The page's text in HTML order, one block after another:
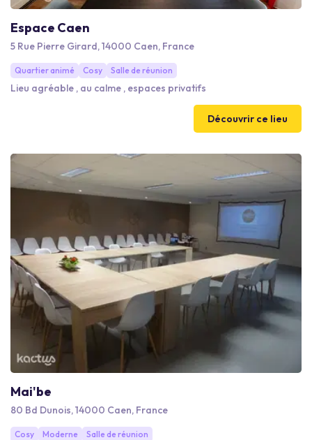
Espace Caen
5 Rue Pierre Girard, 14000 Caen, France
Quartier animé Cosy Salle de réunion
Lieu agréable , au calme , espaces privatifs
Découvrir ce lieu
Mai'be
80 Bd Dunois, 14000 Caen, France
Cosy Moderne Salle de réunion